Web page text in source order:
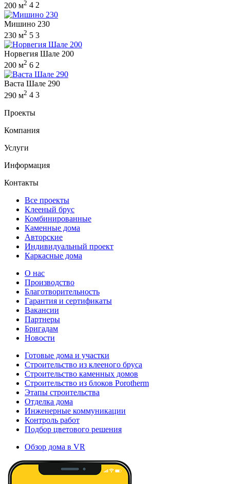
200 м2 4 2
Мишино 230
230 м2 5 3
Норвегия Шале 200
200 м2 6 2
Васта Шале 290
290 м2 4 3
Проекты
Компания
Услуги
Информация
Контакты
Все проекты
Клееный брус
Комбинированные
Каменные дома
Авторские
Индивидуальный проект
Каркасные дома
О нас
Производство
Благотворительность
Гарантия и сертификаты
Вакансии
Партнеры
Бригадам
Новости
Готовые дома и участки
Строительство из клееного бруса
Строительство каменных домов
Строительство из блоков Porotherm
Этапы строительства
Отделка дома
Инженерные коммуникации
Контроль работ
Подбор цветового решения
Обзор дома в VR